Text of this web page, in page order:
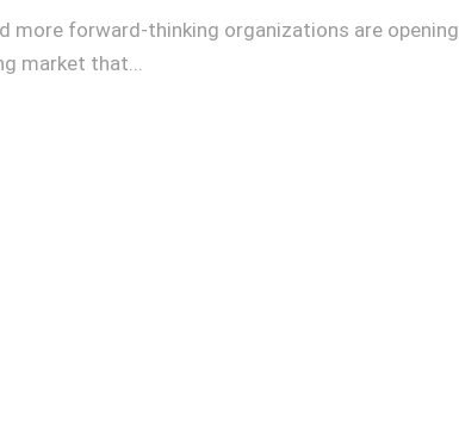
more forward-thinking organizations are opening
market that...